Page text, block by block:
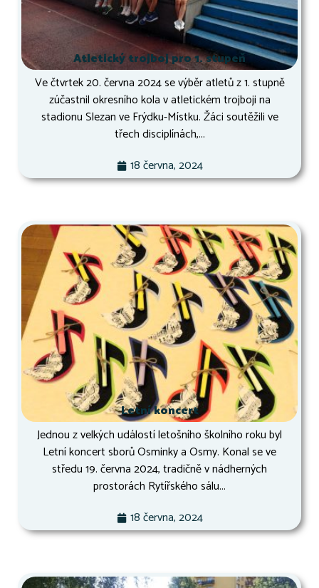
Atletický trojboj pro 1. stupeň
Ve čtvrtek 20. června 2024 se výběr atletů z 1. stupně
zúčastnil okresního kola v atletickém trojboji na
stadionu Slezan ve Frýdku-Místku. Žáci soutěžili ve
třech disciplínách,...
18 června, 2024
Letní koncert
Jednou z velkých událostí letošního školního roku byl
Letní koncert sborů Osminky a Osmy. Konal se ve
středu 19. června 2024, tradičně v nádherných
prostorách Rytířského sálu...
18 června, 2024